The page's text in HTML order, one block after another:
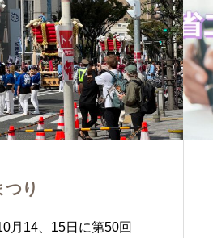
り
月14、15日に第50回